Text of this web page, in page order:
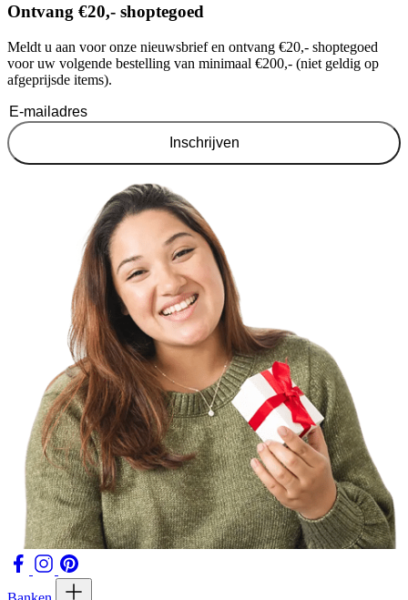
Ontvang €20,- shoptegoed
Meldt u aan voor onze nieuwsbrief en ontvang €20,- shoptegoed
voor uw volgende bestelling van minimaal €200,- (niet geldig op
afgeprijsde items).
Inschrijven